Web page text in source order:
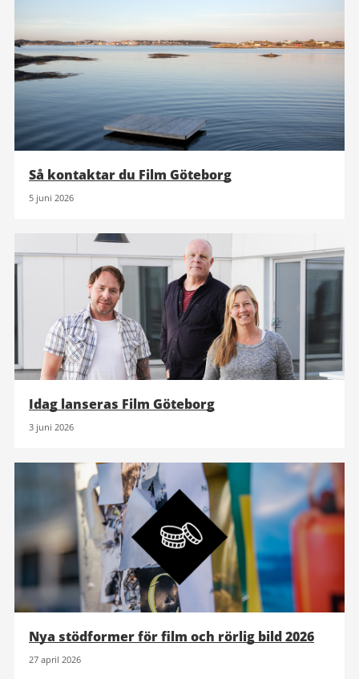
Så kontaktar du Film Göteborg
5 juni 2026
Idag lanseras Film Göteborg
3 juni 2026
Nya stödformer för film och rörlig bild 2026
27 april 2026